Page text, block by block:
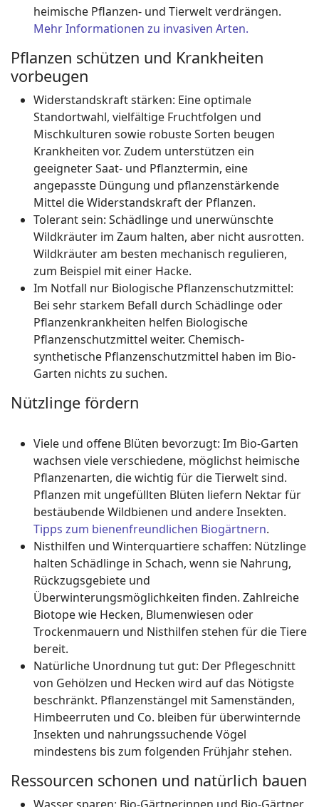
heimische Pflanzen- und Tierwelt verdrängen.
Mehr Informationen zu invasiven Arten.
Pflanzen schützen und Krankheiten
vorbeugen
Widerstandskraft stärken: Eine optimale
Standortwahl, vielfältige Fruchtfolgen und
Mischkulturen sowie robuste Sorten beugen
Krankheiten vor. Zudem unterstützen ein
geeigneter Saat- und Pflanztermin, eine
angepasste Düngung und pflanzenstärkende
Mittel die Widerstandskraft der Pflanzen.
Tolerant sein: Schädlinge und unerwünschte
Wildkräuter im Zaum halten, aber nicht ausrotten.
Wildkräuter am besten mechanisch regulieren,
zum Beispiel mit einer Hacke.
Im Notfall nur Biologische Pflanzenschutzmittel:
Bei sehr starkem Befall durch Schädlinge oder
Pflanzenkrankheiten helfen Biologische
Pflanzenschutzmittel weiter. Chemisch-
synthetische Pflanzenschutzmittel haben im Bio-
Garten nichts zu suchen.
Nützlinge fördern
Viele und offene Blüten bevorzugt: Im Bio-Garten
wachsen viele verschiedene, möglichst heimische
Pflanzenarten, die wichtig für die Tierwelt sind.
Pflanzen mit ungefüllten Blüten liefern Nektar für
bestäubende Wildbienen und andere Insekten.
Tipps zum bienenfreundlichen Biogärtnern.
Nisthilfen und Winterquartiere schaffen: Nützlinge
halten Schädlinge in Schach, wenn sie Nahrung,
Rückzugsgebiete und
Überwinterungsmöglichkeiten finden. Zahlreiche
Biotope wie Hecken, Blumenwiesen oder
Trockenmauern und Nisthilfen stehen für die Tiere
bereit.
Natürliche Unordnung tut gut: Der Pflegeschnitt
von Gehölzen und Hecken wird auf das Nötigste
beschränkt. Pflanzenstängel mit Samenständen,
Himbeerruten und Co. bleiben für überwinternde
Insekten und nahrungssuchende Vögel
mindestens bis zum folgenden Frühjahr stehen.
Ressourcen schonen und natürlich bauen